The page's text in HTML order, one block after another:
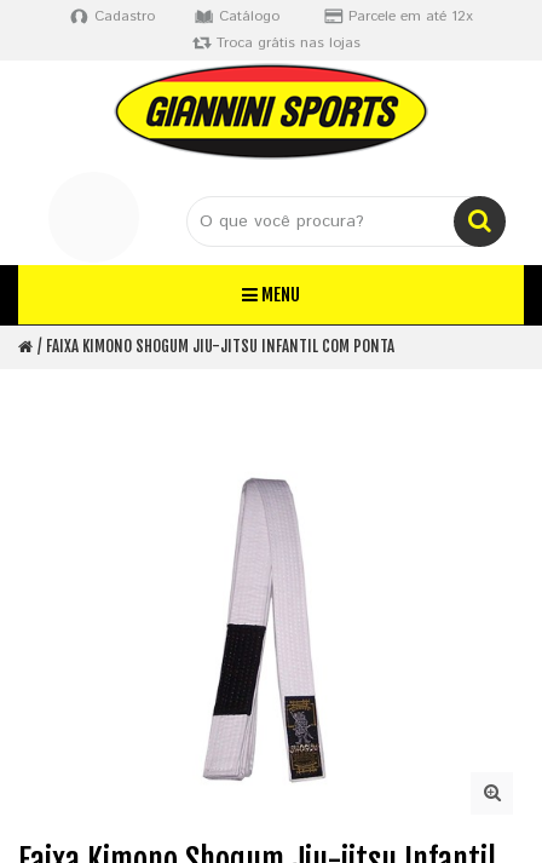
Cadastro Catálogo
Parcele em até 12x
Troca grátis nas lojas
MENU
FAIXA KIMONO SHOGUM JIU-JITSU INFANTIL COM PONTA